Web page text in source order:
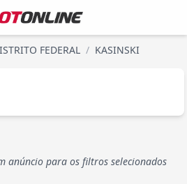
FEDERAL / KASINSKI
anúncio para os filtros selecionados